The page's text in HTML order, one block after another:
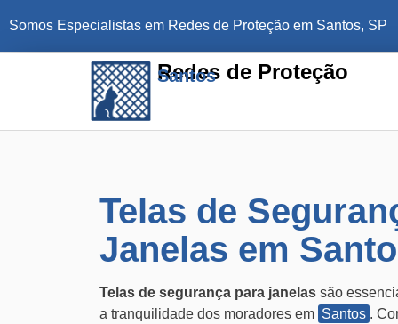
Somos Especialistas em Redes de Proteção em Santos, SP
Redes de Proteção
Santos
Telas de
Janelas em
Telas de segurança para janelas são
a tranquilidade dos moradores em Santos .